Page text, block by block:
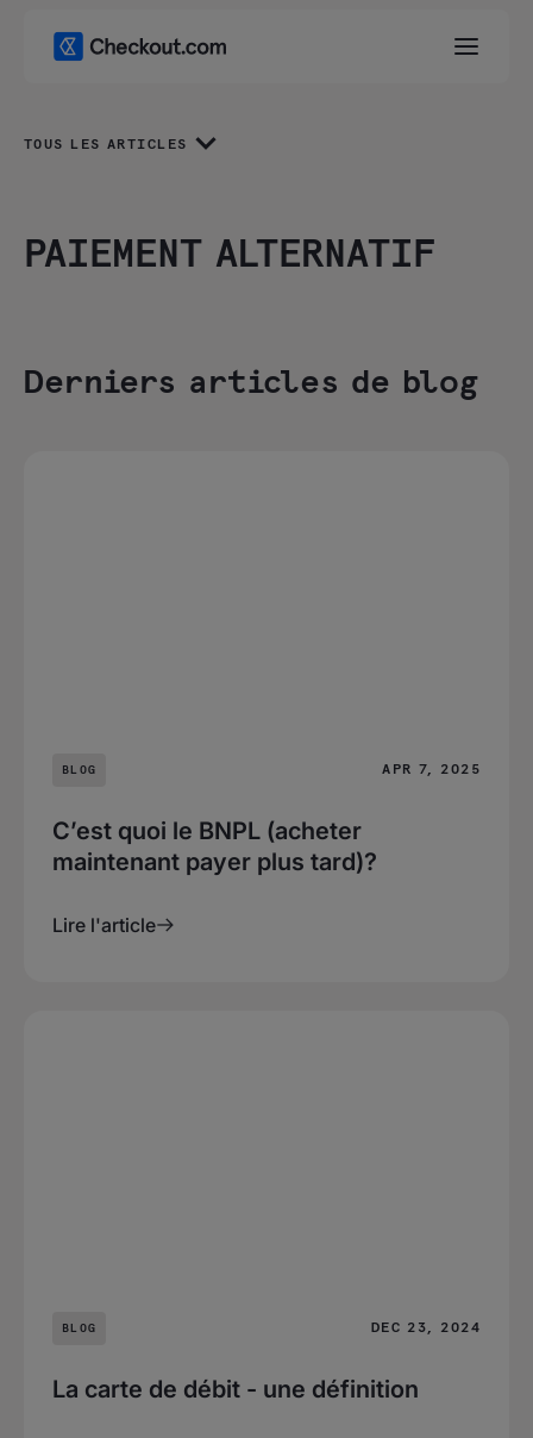
TOUS LES ARTICLES
PAIEMENT ALTERNATIF
Derniers articles de blog
BLOG APR 7, 2025
C’est quoi le BNPL (acheter
maintenant payer plus tard)?
Lire l'article
BLOG DEC 23, 2024
La carte de débit - une définition